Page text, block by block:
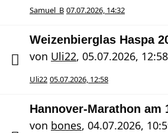
Samuel_B 07.07.2026, 14:32
Weizenbierglas Haspa
von Uli22, 05.07.2026, 12:58
Uli22 05.07.2026, 12:58
Hannover-Marathon am
von bones, 04.07.2026,